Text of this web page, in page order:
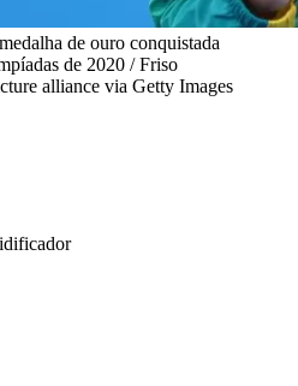
de ouro conquistada
de 2020 / Friso
alliance via Getty Images